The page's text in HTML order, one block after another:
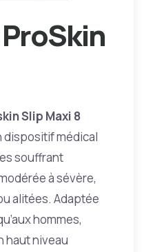
Slip Maxi 8
dispositif médical
souffrant
à sévère,
alitées. Adaptée
hommes,
haut niveau